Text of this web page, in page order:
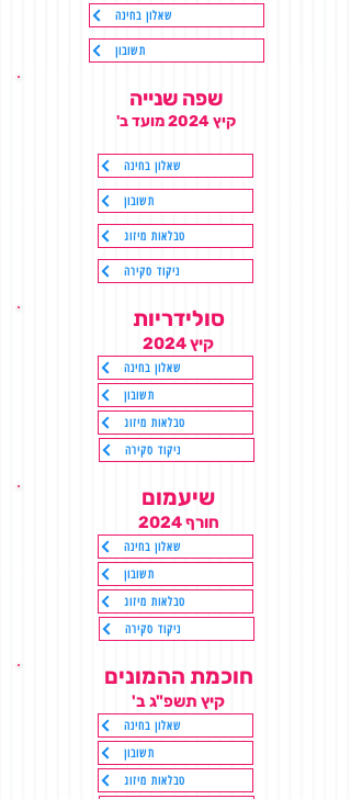
שאלון בחינה
תשובון
שפה שנייה
קיץ 2024 מועד ב'
שאלון בחינה
תשובון
טבלאות מיזוג
ניקוד סקירה
סולידריות
קיץ 2024
שאלון בחינה
תשובון
טבלאות מיזוג
ניקוד סקירה
שיעמום
חורף 2024
שאלון בחינה
תשובון
טבלאות מיזוג
ניקוד סקירה
חוכמת ההמונים
קיץ תשפ"ג ב'
שאלון בחינה
תשובון
טבלאות מיזוג